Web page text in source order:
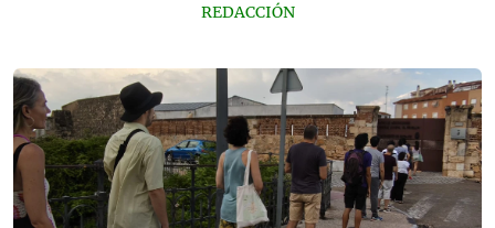
REDACCIÓN